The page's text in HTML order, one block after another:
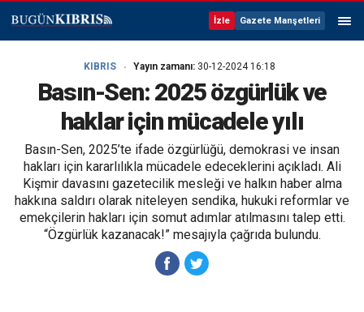
İzle Gazete Manşetleri
KIBRIS Yayın zamanı: 30-12-2024 16:18
Basın-Sen: 2025 özgürlük ve
haklar için mücadele yılı
Basın-Sen, 2025’te ifade özgürlüğü, demokrasi ve insan
hakları için kararlılıkla mücadele edeceklerini açıkladı. Ali
Kişmir davasını gazetecilik mesleği ve halkın haber alma
hakkına saldırı olarak niteleyen sendika, hukuki reformlar ve
emekçilerin hakları için somut adımlar atılmasını talep etti.
“Özgürlük kazanacak!” mesajıyla çağrıda bulundu.